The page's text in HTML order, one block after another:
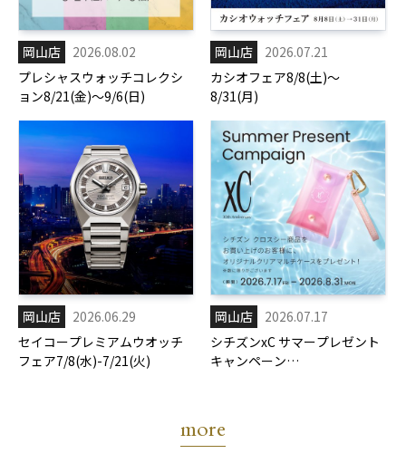
岡山店
2026.08.02
プレシャスウォッチコレクシ
ョン8/21(金)～9/6(日)
岡山店
2026.07.21
カシオフェア8/8(土)～
8/31(月)
岡山店
2026.06.29
セイコープレミアムウオッチ
フェア7/8(水)-7/21(火)
岡山店
2026.07.17
シチズンxC サマープレゼント
キャンペーン
more